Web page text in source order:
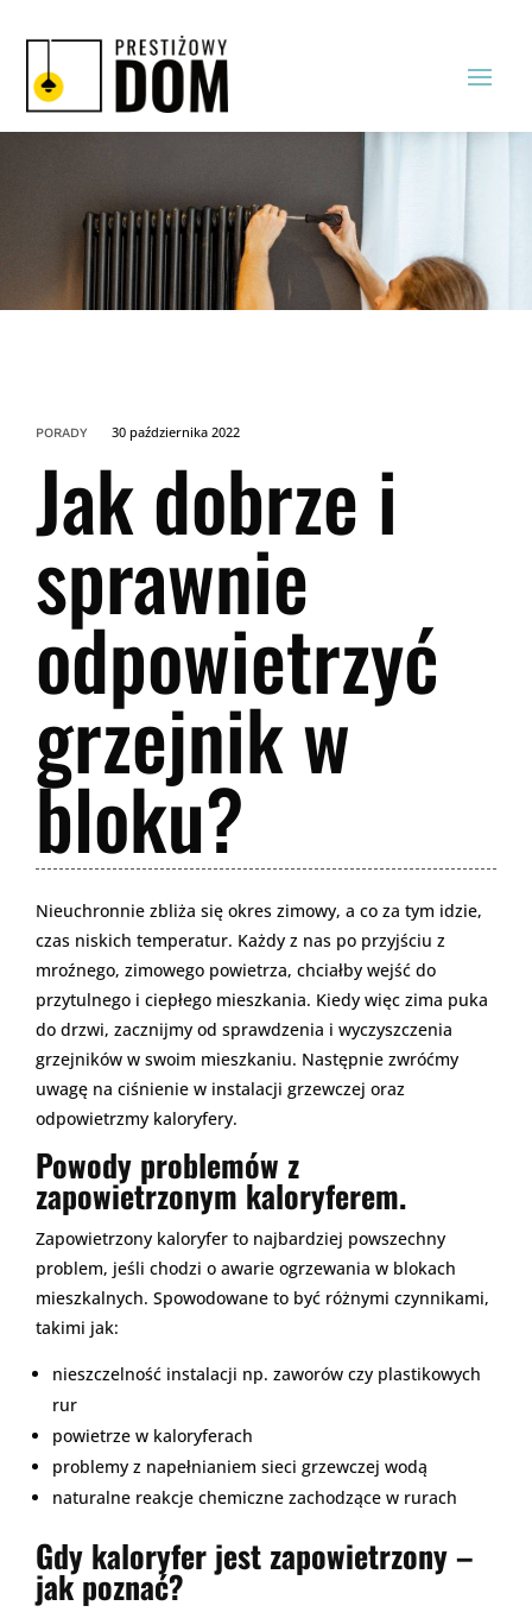
PORADY 30 października 2022
Jak dobrze i
sprawnie
odpowietrzyć
grzejnik w
bloku?
Nieuchronnie zbliża się okres zimowy, a co za tym idzie,
czas niskich temperatur. Każdy z nas po przyjściu z
mroźnego, zimowego powietrza, chciałby wejść do
przytulnego i ciepłego mieszkania. Kiedy więc zima puka
do drzwi, zacznijmy od sprawdzenia i wyczyszczenia
grzejników w swoim mieszkaniu. Następnie zwróćmy
uwagę na ciśnienie w instalacji grzewczej oraz
odpowietrzmy kaloryfery.
Powody problemów z
zapowietrzonym kaloryferem.
Zapowietrzony kaloryfer to najbardziej powszechny
problem, jeśli chodzi o awarie ogrzewania w blokach
mieszkalnych. Spowodowane to być różnymi czynnikami,
takimi jak:
nieszczelność instalacji np. zaworów czy plastikowych
rur
powietrze w kaloryferach
problemy z napełnianiem sieci grzewczej wodą
naturalne reakcje chemiczne zachodzące w rurach
Gdy kaloryfer jest zapowietrzony –
jak poznać?